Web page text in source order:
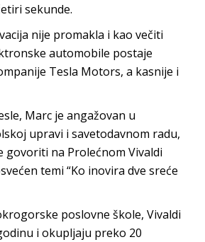
sekunde.
nije promakla i kao večiti
automobile postaje
Tesla Motors, a kasnije i
Marc je angažovan u
upravi i savetodavnom radu,
govoriti na Prolećnom Vivaldi
temi “Ko inovira dve sreće
poslovne škole, Vivaldi
i okupljaju preko 20